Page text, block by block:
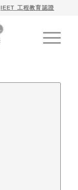
IEET 工程教育認證